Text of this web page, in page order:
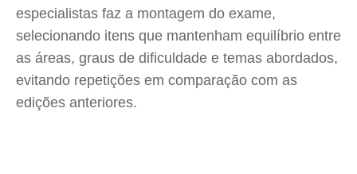
especialistas faz a montagem do exame,
selecionando itens que mantenham equilíbrio entre
as áreas, graus de dificuldade e temas abordados,
evitando repetições em comparação com as
edições anteriores.